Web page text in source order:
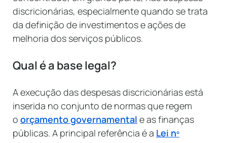
discricionárias, especialmente quando se trata
da definição de investimentos e ações de
melhoria dos serviços públicos.
Qual é a base legal?
A execução das despesas discricionárias está
inserida no conjunto de normas que regem
o orçamento governamental e as finanças
públicas. A principal referência é a Lei nº